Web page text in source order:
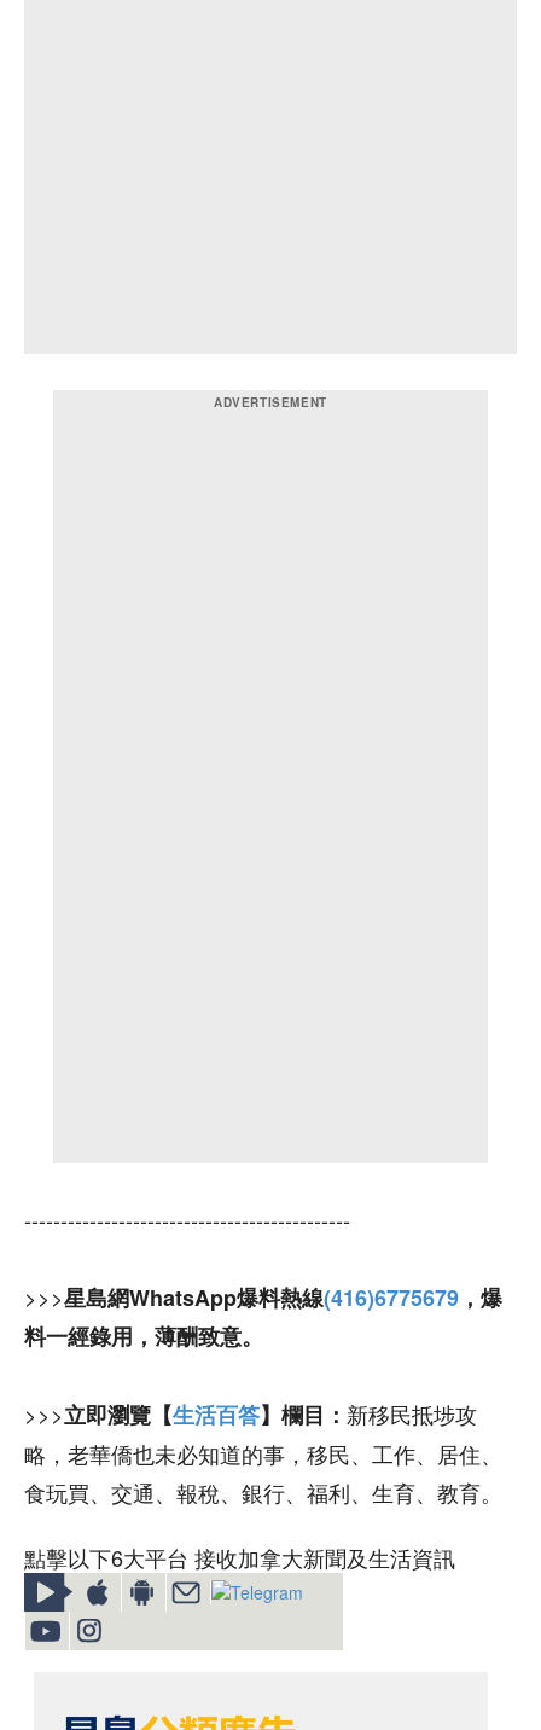
---------------------------------------------
>>>星島網WhatsApp爆料熱線(416)6775679 ，爆
料一經錄用，薄酬致意。
>>>立即瀏覽【生活百答】欄目： 新移民抵埗攻
略，老華僑也未必知道的事，移民、工作、居住、
食玩買、交通、報稅、銀行、福利、生育、教育。
點擊以下6大平台 接收加拿大新聞及生活資訊